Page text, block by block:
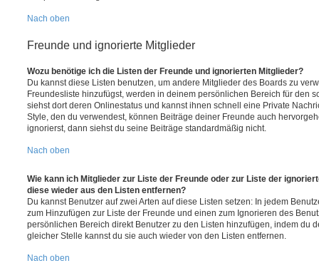
Nach oben
Freunde und ignorierte Mitglieder
Wozu benötige ich die Listen der Freunde und ignorierten Mitglieder?
Du kannst diese Listen benutzen, um andere Mitglieder des Boards zu
Freundesliste hinzufügst, werden in deinem persönlichen Bereich für den
siehst dort deren Onlinestatus und kannst ihnen schnell eine Private
Style, den du verwendest, können Beiträge deiner Freunde auch
ignorierst, dann siehst du seine Beiträge standardmäßig nicht.
Nach oben
Wie kann ich Mitglieder zur Liste der Freunde oder zur Liste der
diese wieder aus den Listen entfernen?
Du kannst Benutzer auf zwei Arten auf diese Listen setzen: In jedem
zum Hinzufügen zur Liste der Freunde und einen zum Ignorieren des
persönlichen Bereich direkt Benutzer zu den Listen hinzufügen, indem du
gleicher Stelle kannst du sie auch wieder von den Listen entfernen.
Nach oben